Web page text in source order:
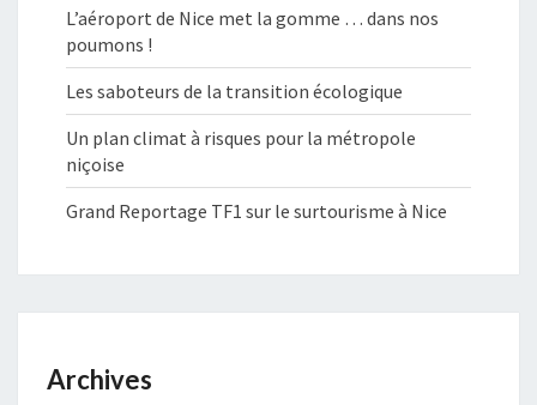
L’aéroport de Nice met la gomme … dans nos
poumons !
Les saboteurs de la transition écologique
Un plan climat à risques pour la métropole
niçoise
Grand Reportage TF1 sur le surtourisme à Nice
Archives